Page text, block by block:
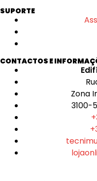
SUPORTE
CONTACTOS E
Zona
3100-